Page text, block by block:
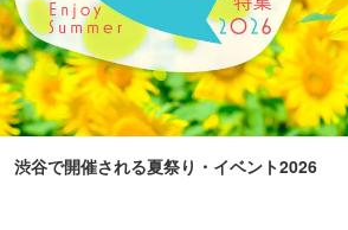
渋谷で開催される夏祭り・イベント2026